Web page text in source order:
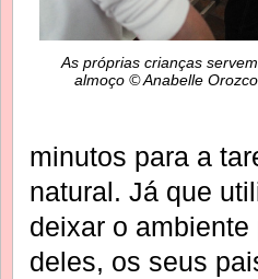
As próprias crianças
almoço © Anabelle Orozco
minutos para a
natural. Já que
deixar o
deles, os seus